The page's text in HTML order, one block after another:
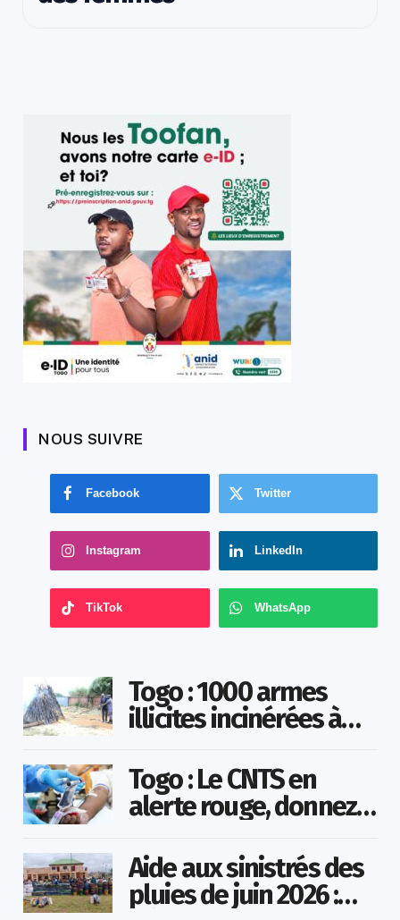
NOUS SUIVRE
Facebook Twitter
Instagram LinkedIn
TikTok WhatsApp
Togo : 1000 armes
illicites incinérées à
Togo : Le CNTS en
alerte rouge, donnez
sauver des vies !
Aide aux sinistrés des
pluies de juin 2026 :